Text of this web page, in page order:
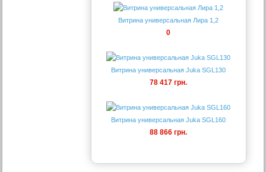
Витрина универсальная Лира 1,2
0
Витрина универсальная Juka SGL130
78 417 грн.
Витрина универсальная Juka SGL160
88 866 грн.